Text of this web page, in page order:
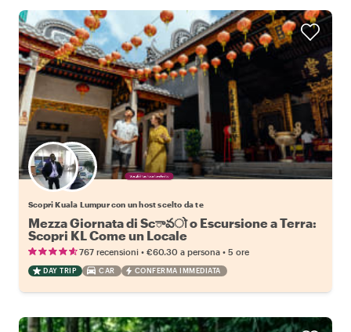
Scegli il tuo local preferito
Scopri Kuala Lumpur con un host scelto da te
Mezza Giornata di Scావो o Escursione a Terra:
Scopri KL Come un Locale
767 recensioni • €60.30 a persona • 5 ore
DAY TRIP CAR CONFERMA IMMEDIATA